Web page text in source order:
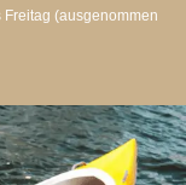
(ausgenommen